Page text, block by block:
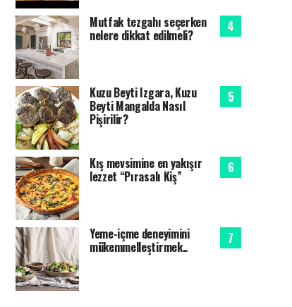
Mutfak tezgahı seçerken
nelere dikkat edilmeli?
Kuzu Beyti Izgara, Kuzu
Beyti Mangalda Nasıl
Pişirilir?
Kış mevsimine en yakışır
lezzet “Pırasalı Kiş”
Yeme-içme deneyimini
mükemmelleştirmek..